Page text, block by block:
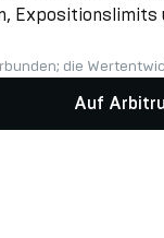
die
Auf